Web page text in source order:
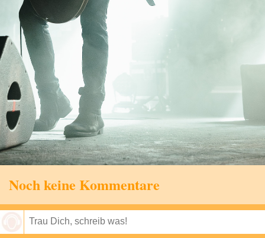
Noch keine Kommentare